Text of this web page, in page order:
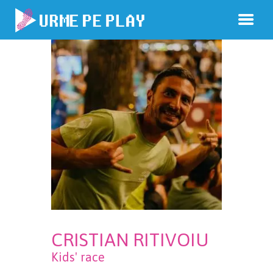
CRISTIAN RITIVOIU
Kids' race